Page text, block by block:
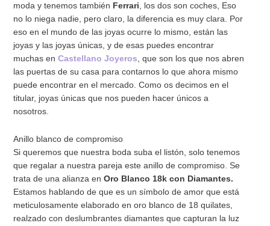
moda y tenemos también Ferrari , los dos son coches, Eso
no lo niega nadie, pero claro, la diferencia es muy clara. Por
eso en el mundo de las joyas ocurre lo mismo, están las
joyas y las joyas únicas, y de esas puedes encontrar
muchas enCastellano Joyeros , que son los que nos abren
las puertas de su casa para contarnos lo que ahora mismo
puede encontrar en el mercado. Como os decimos en el
titular, joyas únicas que nos pueden hacer únicos a
nosotros.
Anillo blanco de compromiso
Si queremos que nuestra boda suba el listón, solo tenemos
que regalar a nuestra pareja este anillo de compromiso. Se
trata de una alianza enOro Blanco 18k con Diamantes.
Estamos hablando de que es un símbolo de amor que está
meticulosamente elaborado en oro blanco de 18 quilates,
realzado con deslumbrantes diamantes que capturan la luz